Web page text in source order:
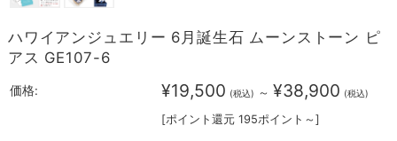
ハワイアンジュエリー 6月誕生石 ムーンストーン ピ
アス GE107-6
価格: ¥19,500 (税込) ～ ¥38,900 (税込)
[ポイント還元 195ポイント～]